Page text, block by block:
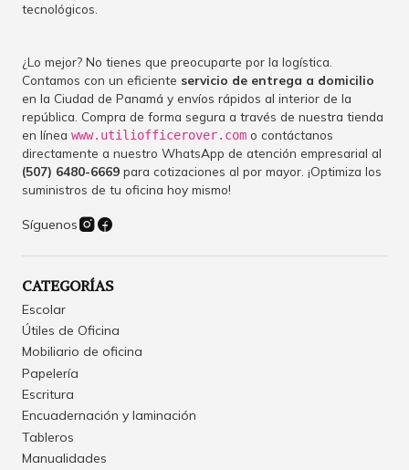
tecnológicos.
¿Lo mejor? No tienes que preocuparte por la logística.
Contamos con un eficiente servicio de entrega a domicilio
en la Ciudad de Panamá y envíos rápidos al interior de la
república. Compra de forma segura a través de nuestra tienda
en línea www.utiliofficerover.com o contáctanos
directamente a nuestro WhatsApp de atención empresarial al
(507) 6480-6669 para cotizaciones al por mayor. ¡Optimiza los
suministros de tu oficina hoy mismo!
Síguenos
CATEGORÍAS
Escolar
Útiles de Oficina
Mobiliario de oficina
Papelería
Escritura
Encuadernación y laminación
Tableros
Manualidades